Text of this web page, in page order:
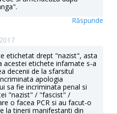
Răspunde
etichetat drept "nazist", asta
acestei etichete infamate s-a
decenii de la sfarsitul
apologia
sa fie incriminata penal si
"nazist" / "fascist" /
o facea PCR si au facut-o
la tinerii manifestanti din